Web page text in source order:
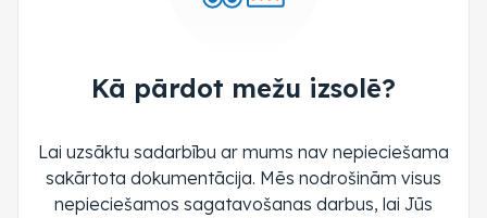
Kā pārdot mežu izsolē?
Lai uzsāktu sadarbību ar mums nav nepieciešama
sakārtota dokumentācija. Mēs nodrošinām visus
nepieciešamos sagatavošanas darbus, lai Jūs